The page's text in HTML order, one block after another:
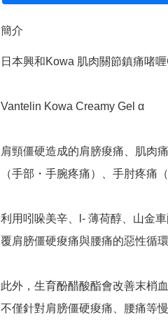
簡介
日本興和Kowa 肌肉關節鎮痛啫
Vantelin Kowa Creamy Gel α
肩頸僵硬造成的肩膀痠痛、肌肉
（手部・手腕疼痛）、手肘疼痛
利用吲哚美辛、l- 薄荷醇、山金
覆肩膀僵硬痠痛與腰痛的惡性循環
此外，生育酚醋酸酯會改善末梢血
不僅針對肩膀僵硬痠痛、腰痛等